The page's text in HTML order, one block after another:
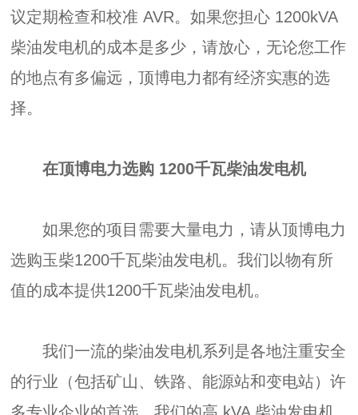
议定期检查和校准 AVR。如果您担心 1200kVA
柴油发电机的成本是多少，请放心，无论您工作
的地点有多偏远，顶博电力都有经济实惠的选
择。
在顶博电力选购 1200千瓦柴油发电机
如果您的项目需要大量电力，请从顶博电力
选购玉柴1200千瓦柴油发电机。我们以物有所
值的成本提供1200千瓦柴油发电机。
我们一流的柴油发电机系列是各地注重安全
的行业（包括矿山、铁路、能源站和变电站）许